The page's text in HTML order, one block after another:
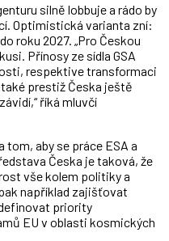
silně lobbuje a rádo by
Optimistická varianta zní:
roku 2027. „Pro Českou
Přínosy ze sídla GSA
respektive transformaci
prestiž Česka ještě
říká mluvčí
tom, aby se práce ESA a
Česka je taková, že
vše kolem politiky a
například zajišťovat
priority
EU v oblasti kosmických